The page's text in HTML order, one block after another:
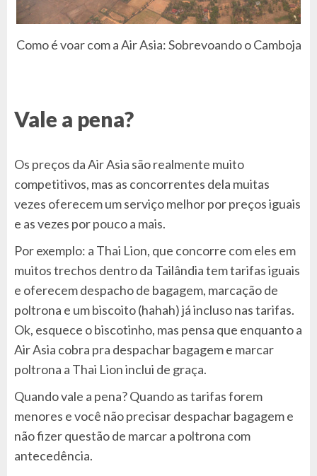
Como é voar com a Air Asia: Sobrevoando o Camboja
Vale a pena?
Os preços da Air Asia são realmente muito
competitivos, mas as concorrentes dela muitas
vezes oferecem um serviço melhor por preços iguais
e as vezes por pouco a mais.
Por exemplo: a Thai Lion, que concorre com eles em
muitos trechos dentro da Tailândia tem tarifas iguais
e oferecem despacho de bagagem, marcação de
poltrona e um biscoito (hahah) já incluso nas tarifas.
Ok, esquece o biscotinho, mas pensa que enquanto a
Air Asia cobra pra despachar bagagem e marcar
poltrona a Thai Lion inclui de graça.
Quando vale a pena? Quando as tarifas forem
menores e você não precisar despachar bagagem e
não fizer questão de marcar a poltrona com
antecedência.